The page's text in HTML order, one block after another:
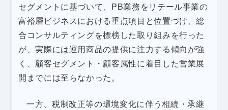
セグメントに基づいて、PB業務をリテール事業の
富裕層ビジネスにおける重点項目と位置づけ、総
合コンサルティングを標榜した取り組みを行った
が、実際には運用商品の提供に注力する傾向が強
く、顧客セグメント・顧客属性に着目した営業展
開までには至らなかった。
一方、税制改正等の環境変化に伴う相続・承継